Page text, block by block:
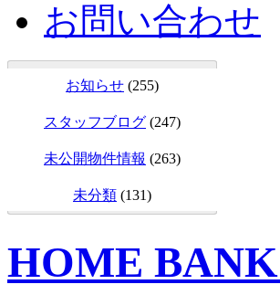
お問い合わせ
お知らせ (255)
スタッフブログ (247)
未公開物件情報 (263)
未分類 (131)
HOME